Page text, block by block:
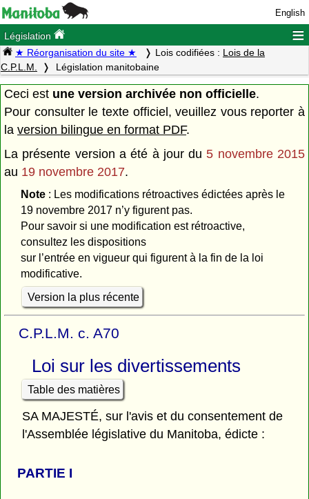
English
Législation ≡
★ Réorganisation du site ★ Lois codifiées : Lois de la
C.P.L.M.
Législation manitobaine
Ceci est une version archivée non officielle.
Pour consulter le texte officiel, veuillez vous reporter à
la version bilingue en format PDF.
La présente version a été à jour du 5 novembre 2015
au 19 novembre 2017.
Note: Les modifications rétroactives édictées après le
19 novembre 2017 n’y figurent pas.
Pour savoir si une modification est rétroactive,
consultez les dispositions
sur l’entrée en vigueur qui figurent à la fin de la loi
modificative.
Version la plus récente
C.P.L.M. c. A70
Loi sur les divertissements
Table des matières
SA MAJESTÉ, sur l'avis et du consentement de
l'Assemblée législative du Manitoba, édicte :
PARTIE I